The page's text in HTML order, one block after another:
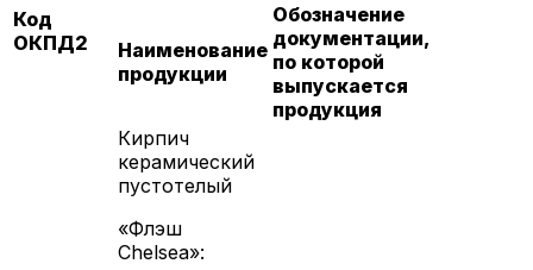
Код
ОКПД2
Наименование
продукции
Обозначение
документации,
по которой
выпускается
продукция
Кирпич
керамический
пустотелый
«Флэш
Chelsea»: